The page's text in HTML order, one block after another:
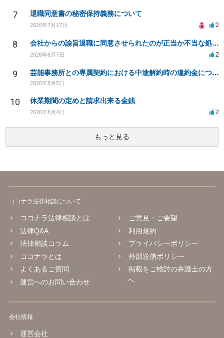
7 退職同意書の秘密保持義務について
2026年7月17日 2
8 会社からの諭旨退職に同意させられたのが正当か不当な処分かどうか教えてほしい
2026年8月7日 2
9 芸能事務所との専属契約における中途解約時の違約金について相談したいです
2026年8月5日
10 休業期間の定めと請求出来る金銭
2026年8月4日 2
もっと見る
ココナラ法律相談について
ココナラ法律相談とは
法律Q&A
法律相談コラム
ココナラとは
よくあるご質問
運営へのお問い合わせ
ご意見・ご要望
利用規約
プライバシーポリシー
外部送信ポリシー
掲載をご検討の弁護士の方
へ
会社情報
運営会社